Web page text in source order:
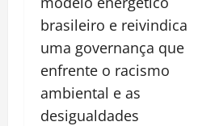
brasileiro e reivindica
uma governança que
enfrente o racismo
ambiental e as
desigualdades